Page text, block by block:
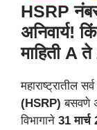
HSRP
अनिवार्य!
माहिती A
महाराष्ट्रातील
(HSRP)बसवणे
विभागाने 31